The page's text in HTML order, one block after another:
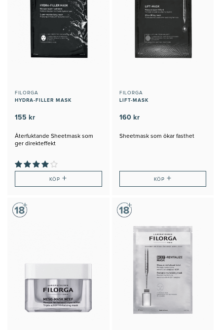
FILORGA
HYDRA-FILLER MASK
155 kr
Återfuktande Sheetmask som
ger direkteffekt
KÖP+
FILORGA
LIFT-MASK
160 kr
Sheetmask som ökar fasthet
KÖP +